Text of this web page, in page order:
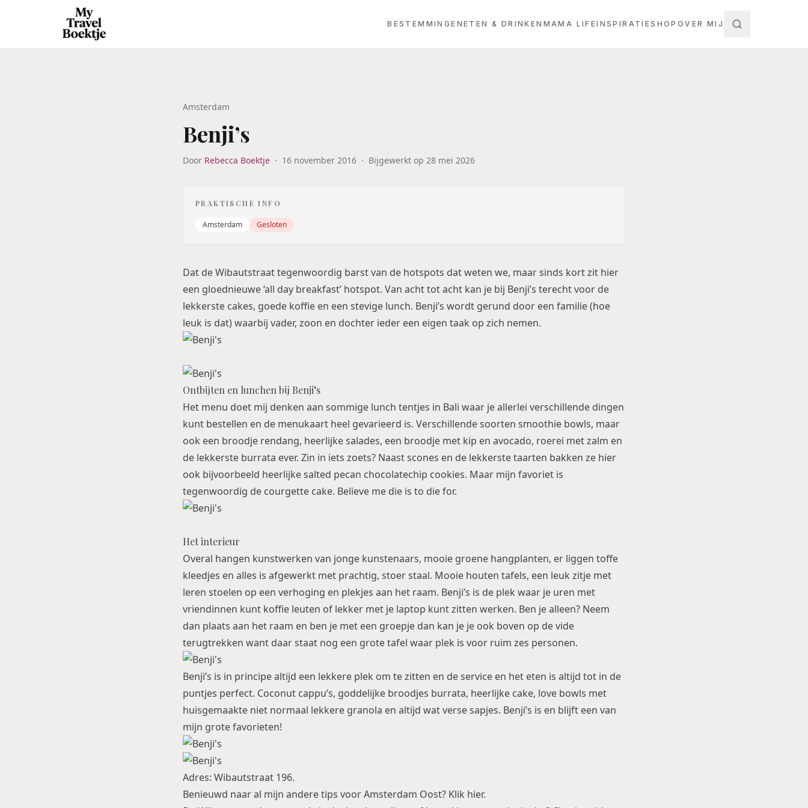
BESTEMMINGEN ETEN & DRINKEN MAMA LIFEINSPIRATIESHOP OVER MIJ
Amsterdam
Benji’s
Door Rebecca Boektje · 16 november 2016 · Bijgewerkt op 28 mei 2026
PRAKTISCHE INFO
Amsterdam Gesloten
Dat deWibautstraattegenwoordig barst van de hotspots dat weten we, maar sinds kort zit hier
een gloednieuwe ‘all day breakfast’ hotspot. Van acht tot acht kan je bij Benji’s terecht voor de
lekkerste cakes, goede koffie en een stevige lunch. Benji’s wordt gerund door een familie (hoe
leuk is dat) waarbij vader, zoon en dochter ieder een eigen taak op zich nemen.
Ontbijten en lunchen bij Benji’s
Het menu doet mij denken aan sommige lunch tentjes in Bali waar je allerlei verschillende dingen
kunt bestellen en de menukaart heel gevarieerd is. Verschillende soorten smoothie bowls, maar
ook een broodje rendang, heerlijke salades, een broodje met kip en avocado, roerei met zalm en
de lekkerste burrata ever. Zin in iets zoets? Naast scones en de lekkerste taarten bakken ze hier
ook bijvoorbeeld heerlijke salted pecan chocolatechip cookies. Maar mijn favoriet is
tegenwoordig de courgette cake. Believe me die is to die for.
Het interieur
Overal hangen kunstwerken van jonge kunstenaars, mooie groene hangplanten, er liggen toffe
kleedjes en alles is afgewerkt met prachtig, stoer staal. Mooie houten tafels, een leuk zitje met
leren stoelen op een verhoging en plekjes aan het raam. Benji’s is de plek waar je uren met
vriendinnen kunt koffie leuten of lekker met je laptop kunt zitten werken. Ben je alleen? Neem
dan plaats aan het raam en ben je met een groepje dan kan je je ook boven op de vide
terugtrekken want daar staat nog een grote tafel waar plek is voor ruim zes personen.
Benji’s is in principe altijd een lekkere plek om te zitten en de service en het eten is altijd tot in de
puntjes perfect. Coconut cappu’s, goddelijke broodjes burrata, heerlijke cake, love bowls met
huisgemaakte niet normaal lekkere granola en altijd wat verse sapjes. Benji’s is en blijft een van
mijn grote favorieten!
Adres: Wibautstraat 196.
Benieuwd naar al mijn andere tips voor Amsterdam Oost? Klik hier.